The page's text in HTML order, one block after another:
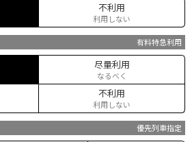
不利用
利用しない
有料特急利用
尽量利用
なるべく
不利用
利用しない
優先列車指定